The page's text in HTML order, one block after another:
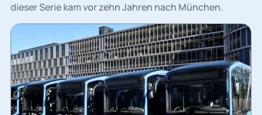
dieser Serie kam vor zehn Jahren nach München.